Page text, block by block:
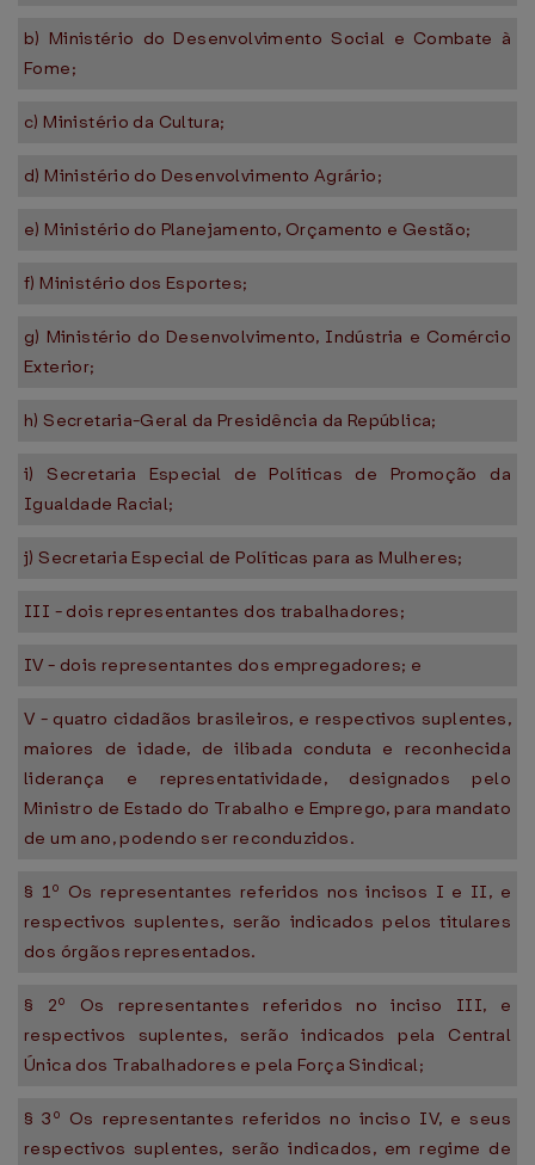
b) Ministério do Desenvolvimento Social e Combate à
Fome;
c) Ministério da Cultura;
d) Ministério do Desenvolvimento Agrário;
e) Ministério do Planejamento, Orçamento e Gestão;
f) Ministério dos Esportes;
g) Ministério do Desenvolvimento, Indústria e Comércio
Exterior;
h) Secretaria-Geral da Presidência da República;
i) Secretaria Especial de Políticas de Promoção da
Igualdade Racial;
j) Secretaria Especial de Políticas para as Mulheres;
III - dois representantes dos trabalhadores;
IV - dois representantes dos empregadores; e
V - quatro cidadãos brasileiros, e respectivos suplentes,
maiores de idade, de ilibada conduta e reconhecida
liderança e representatividade, designados pelo
Ministro de Estado do Trabalho e Emprego, para mandato
de um ano, podendo ser reconduzidos.
§ 1º Os representantes referidos nos incisos I e II, e
respectivos suplentes, serão indicados pelos titulares
dos órgãos representados.
§ 2º Os representantes referidos no inciso III, e
respectivos suplentes, serão indicados pela Central
Única dos Trabalhadores e pela Força Sindical;
§ 3º Os representantes referidos no inciso IV, e seus
respectivos suplentes, serão indicados, em regime de